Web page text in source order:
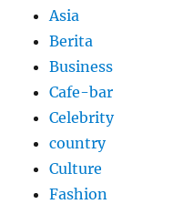
Asia
Berita
Business
Cafe-bar
Celebrity
country
Culture
Fashion